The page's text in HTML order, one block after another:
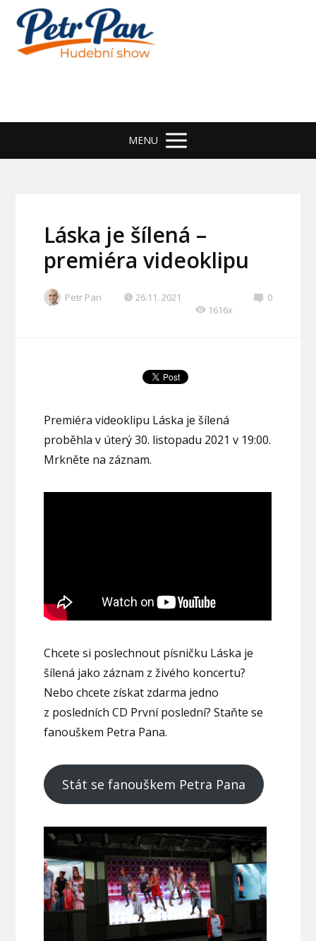
MENU
Láska je šílená –
premiéra videoklipu
Petr Pan 26.11. 2021
0
1616x
Premiéra videoklipu Láska je šílená
proběhla v úterý 30. listopadu 2021 v 19:00.
Mrkněte na záznam.
Chcete si poslechnout písničku Láska je
šílená jako záznam z živého koncertu?
Nebo chcete získat zdarma jedno
z posledních CD První poslední? Staňte se
fanouškem Petra Pana.
Stát se fanouškem Petra Pana